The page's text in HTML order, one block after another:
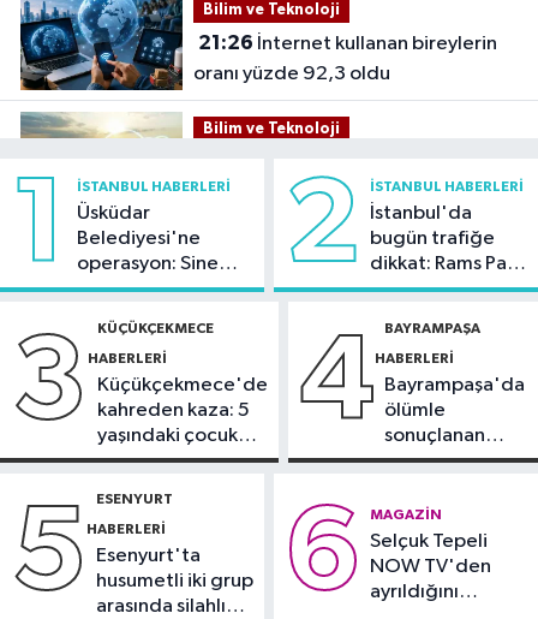
Bilim ve Teknoloji
21:26
oranı yüzde 92,3 oldu
Bilim ve Teknoloji
milyona ulaştı
Kültür Sanat
21:17
demeyin, önlemini alın
yaklaşık 30 bin taraftar önünde imza
attı
1 İSTANBUL HABERLERI
Üsküdar
Belediyesi'ne
operasyon: Sinem
Dedetaş'a
2 İSTANBUL HABERLERI
İstanbul'da
bugün trafiğe
dikkat: Rams Park
çevresinde bazı
3 KÜÇÜKÇEKMECE
HABERLERI
Küçükçekmece'de
kahreden kaza: 5
yaşındaki çocuk
yoğun bakımda
4 BAYRAMPAŞA
HABERLERI
Bayrampaşa'da
ölümle
sonuçlanan
kaza: Sürücü
5 ESENYURT
HABERLERI
Esenyurt'ta
husumetli iki grup
arasında silahlı
6 MAGAZIN
Selçuk Tepeli
NOW TV'den
ayrıldığını